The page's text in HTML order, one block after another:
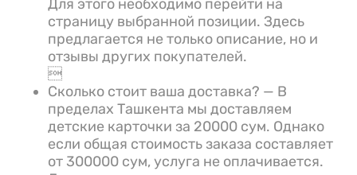
Для этого необходимо перейти на
страницу выбранной позиции. Здесь
предлагается не только описание, но и
отзывы других покупателей.

Сколько стоит ваша доставка? — В
пределах Ташкента мы доставляем
детские карточки за 20000 сум. Однако
если общая стоимость заказа составляет
от 300000 сум, услуга не оплачивается.